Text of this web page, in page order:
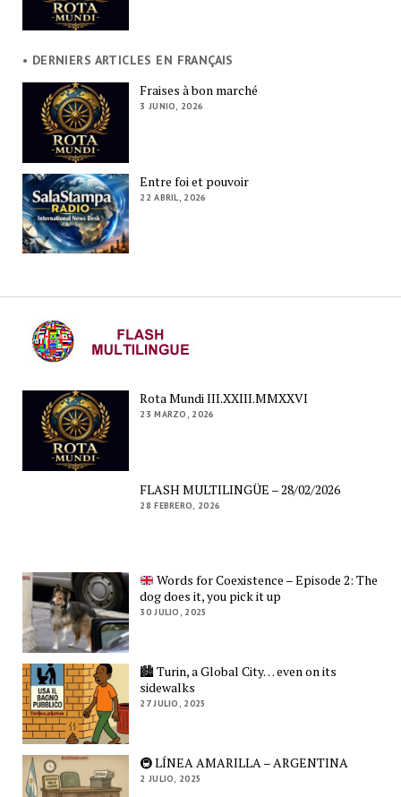
• DERNIERS ARTICLES EN FRANÇAIS
Fraises à bon marché
3 JUNIO, 2026
Entre foi et pouvoir
22 ABRIL, 2026
Rota Mundi III.XXIII.MMXXVI
23 MARZO, 2026
FLASH MULTILINGÜE – 28/02/2026
28 FEBRERO, 2026
Words for Coexistence – Episode 2: The
dog does it, you pick it up
30 JULIO, 2025
🏙️ Turin, a Global City… even on its
sidewalks
27 JULIO, 2025
🚇 LÍNEA AMARILLA – ARGENTINA
2 JULIO, 2025